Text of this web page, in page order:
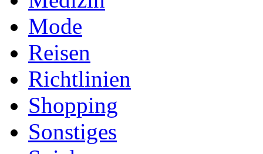
Mode
Reisen
Richtlinien
Shopping
Sonstiges